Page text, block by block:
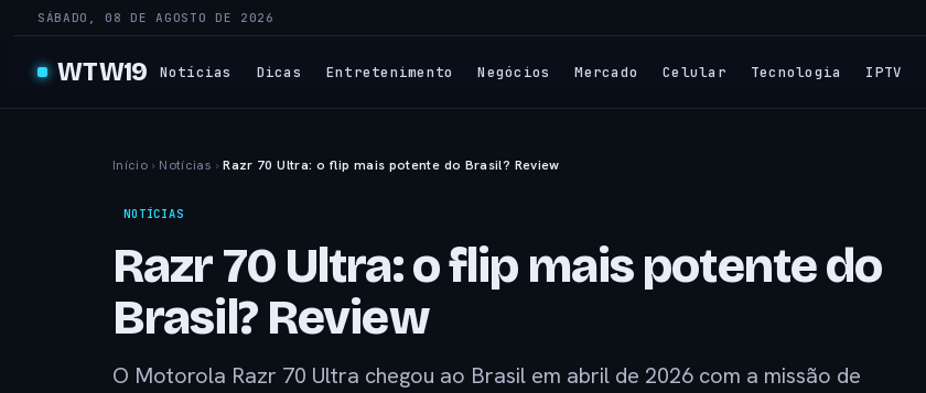
SÁBADO, 08 DE AGOSTO DE 2026
WTW19 Notícias Dicas Entretenimento Negócios Mercado Celular Tecnologia IPTV
Início › Notícias › Razr 70 Ultra: o flip mais potente do Brasil? Review
NOTÍCIAS
Razr 70 Ultra: o flip mais potente do
Brasil? Review
O Motorola Razr 70 Ultra chegou ao Brasil em abril de 2026 com a missão de